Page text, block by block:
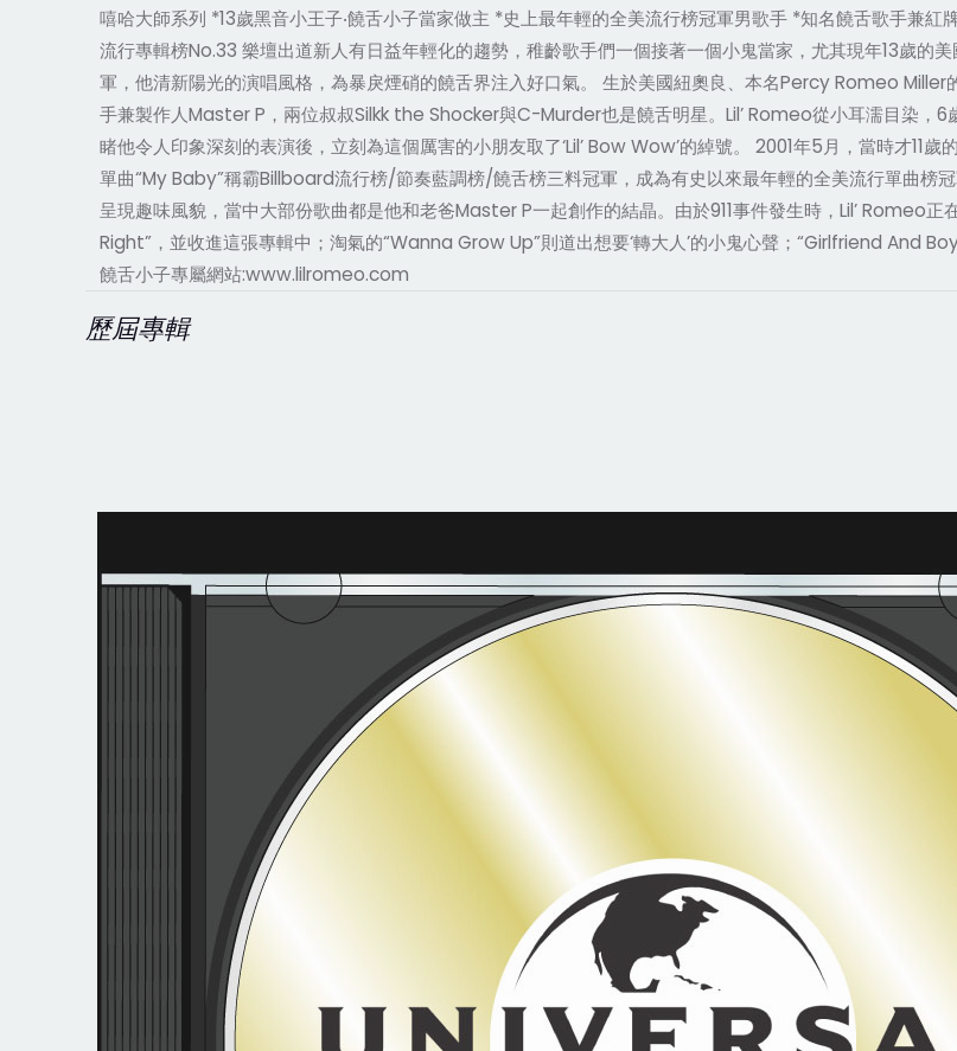
嘻哈大師系列 *13歲黑音小王子‧饒舌小子當家做主 *史上最年輕的全美流行榜冠軍男歌手 *知名饒舌歌手兼
流行專輯榜No.33 樂壇出道新人有日益年輕化的趨勢，稚齡歌手們一個接著一個小鬼當家，尤其現年13歲的
軍，他清新陽光的演唱風格，為暴戾煙硝的饒舌界注入好口氣。 生於美國紐奧良、本名Percy Romeo
手兼製作人Master P，兩位叔叔Silkk the Shocker與C-Murder也是饒舌明星。Lil’ Romeo從小耳濡目染，
睹他令人印象深刻的表演後，立刻為這個厲害的小朋友取了‘Lil’ Bow Wow’的綽號。 2001年5月，當時才11
單曲“My Baby”稱霸Billboard流行榜/節奏藍調榜/饒舌榜三料冠軍，成為有史以來最年輕的全美流行單曲榜
呈現趣味風貌，當中大部份歌曲都是他和老爸Master P一起創作的結晶。由於911事件發生時，Lil’ Romeo
Right”，並收進這張專輯中；淘氣的“Wanna Grow Up”則道出想要‘轉大人’的小鬼心聲；“Girlfriend And
饒舌小子專屬網站:www.lilromeo.com
歷屆專輯